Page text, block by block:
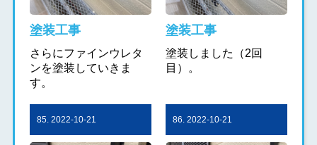
塗装工事
さらにファインウレタ
ンを塗装していきま
す。
塗装工事
塗装しました（2回
目）。
85. 2022-10-21 86. 2022-10-21